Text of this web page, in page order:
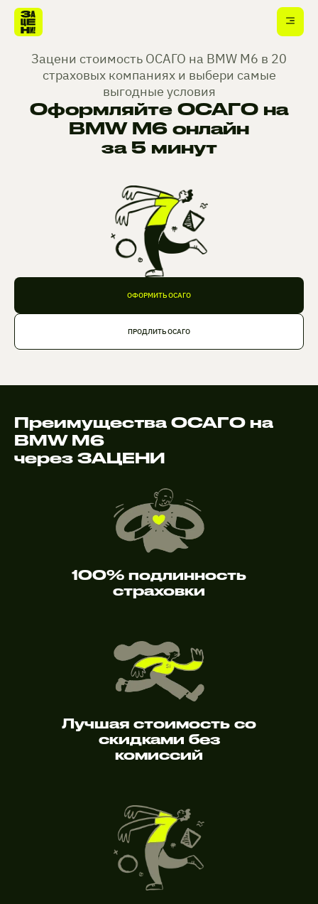
Зацени стоимость ОСАГО на BMW M6 в 20
страховых компаниях и выбери самые
выгодные условия
Оформляйте ОСАГО на
BMW M6 онлайн
за 5 минут
ОФОРМИТЬ ОСАГО
ПРОДЛИТЬ ОСАГО
Преимущества ОСАГО на
BMW M6
через ЗАЦЕНИ
100% подлинность
страховки
Лучшая стоимость со
скидками без
комиссий